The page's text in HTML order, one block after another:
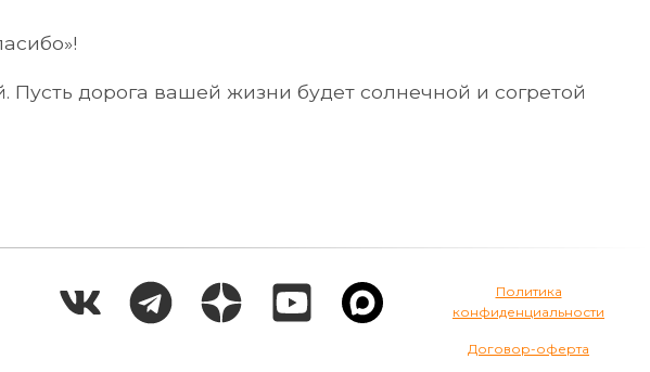
дорога вашей жизни будет солнечной и согретой
Политика
конфиденциальности
Договор-оферта